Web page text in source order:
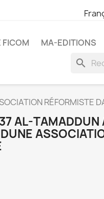
FICOM MA-EDITIONS
search
RÉFORMISTE
AL-TAMADDUN